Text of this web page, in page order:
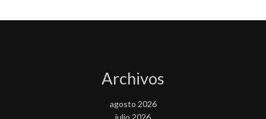
Archivos
agosto 2026
julio 2026